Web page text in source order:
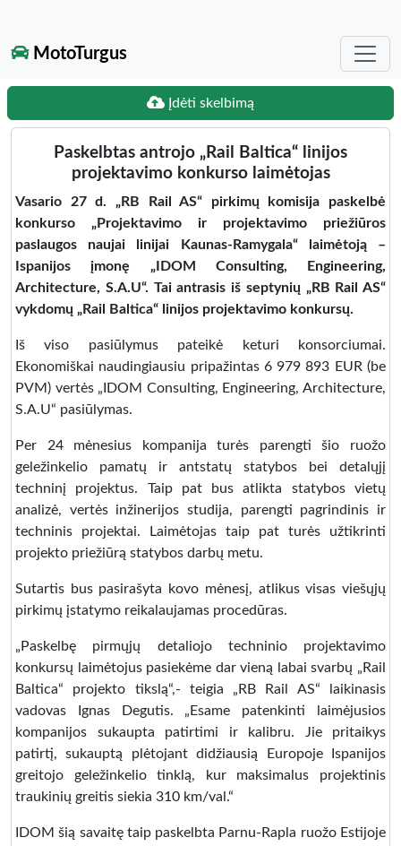
MotoTurgus
Įdėti skelbimą
Paskelbtas antrojo „Rail Baltica“ linijos
projektavimo konkurso laimėtojas
Vasario 27 d. „RB Rail AS“ pirkimų komisija paskelbė
konkurso „Projektavimo ir projektavimo priežiūros
paslaugos naujai linijai Kaunas-Ramygala“ laimėtoją –
Ispanijos įmonę „IDOM Consulting, Engineering,
Architecture, S.A.U“. Tai antrasis iš septynių „RB Rail AS“
vykdomų „Rail Baltica“ linijos projektavimo konkursų.
Iš viso pasiūlymus pateikė keturi konsorciumai.
Ekonomiškai naudingiausiu pripažintas 6 979 893 EUR (be
PVM) vertės „IDOM Consulting, Engineering, Architecture,
S.A.U“ pasiūlymas.
Per 24 mėnesius kompanija turės parengti šio ruožo
geležinkelio pamatų ir antstatų statybos bei detalųjį
techninį projektus. Taip pat bus atlikta statybos vietų
analizė, vertės inžinerijos studija, parengti pagrindinis ir
techninis projektai. Laimėtojas taip pat turės užtikrinti
projekto priežiūrą statybos darbų metu.
Sutartis bus pasirašyta kovo mėnesį, atlikus visas viešųjų
pirkimų įstatymo reikalaujamas procedūras.
„Paskelbę pirmųjų detaliojo techninio projektavimo
konkursų laimėtojus pasiekėme dar vieną labai svarbų „Rail
Baltica“ projekto tikslą“,- teigia „RB Rail AS“ laikinasis
vadovas Ignas Degutis. „Esame patenkinti laimėjusios
kompanijos sukaupta patirtimi ir kalibru. Jie pritaikys
patirtį, sukauptą plėtojant didžiausią Europoje Ispanijos
greitojo geležinkelio tinklą, kur maksimalus projektinis
traukinių greitis siekia 310 km/val.“
IDOM šią savaitę taip paskelbta Parnu-Rapla ruožo Estijoje